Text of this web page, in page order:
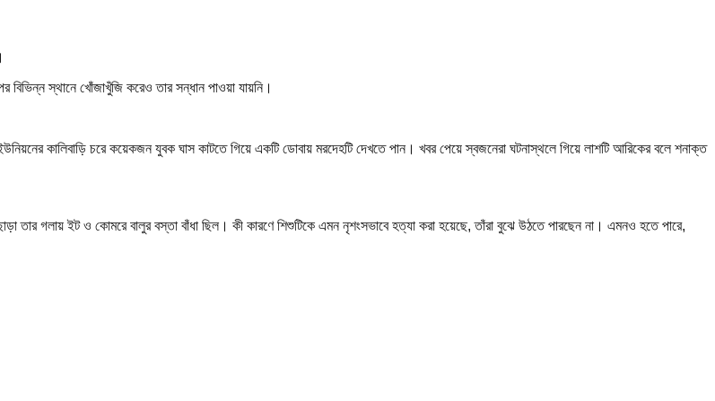
স্থানে খোঁজাখুঁজি করেও তার সন্ধান পাওয়া যায়নি।
কালিবাড়ি চরে কয়েকজন যুবক ঘাস কাটতে গিয়ে একটি ডোবায় মরদেহটি দেখতে পান। খবর পেয়ে স্বজনেরা ঘটনাস্থলে গিয়ে লাশটি আরিকের বলে শনাক্ত
গলায় ইট ও কোমরে বালুর বস্তা বাঁধা ছিল। কী কারণে শিশুটিকে এমন নৃশংসভাবে হত্যা করা হয়েছে, তাঁরা বুঝে উঠতে পারছেন না। এমনও হতে পারে,